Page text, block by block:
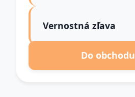
Vernostná zľava
Do obchodu